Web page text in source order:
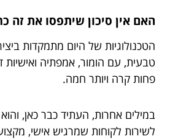
האם אין סיכון שיתפסו את זה
הטכנולוגיות של היום מתמקדות
טבעית, עם הומור, אמפתיה ואישיות
פחות קרה ויותר חמה.
במילים אחרות, העתיד כבר כאן,
לשירות לקוחות שמרגיש אישי,